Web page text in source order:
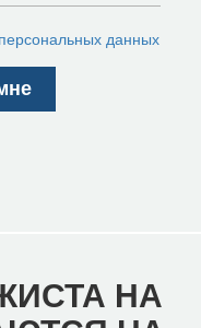
персональных данных
НА